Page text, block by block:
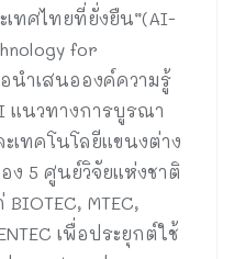
เทศไทยที่ยั่งยืน”(AI-
for
อนำเสนอองค์ความรู้
แนวทางการบูรณา
เทคโนโลยีแขนงต่าง
ง 5 ศูนย์วิจัยแห่งชาติ
MTEC,
เพื่อประยุกต์ใช้